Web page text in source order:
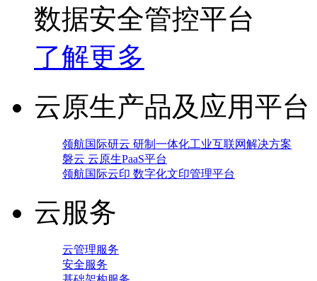
数据安全管控平台
了解更多
云原生产品及应用平台
领航国际研云 研制一体化工业互联网解决方案
磐云 云原生PaaS平台
领航国际云印 数字化文印管理平台
云服务
云管理服务
安全服务